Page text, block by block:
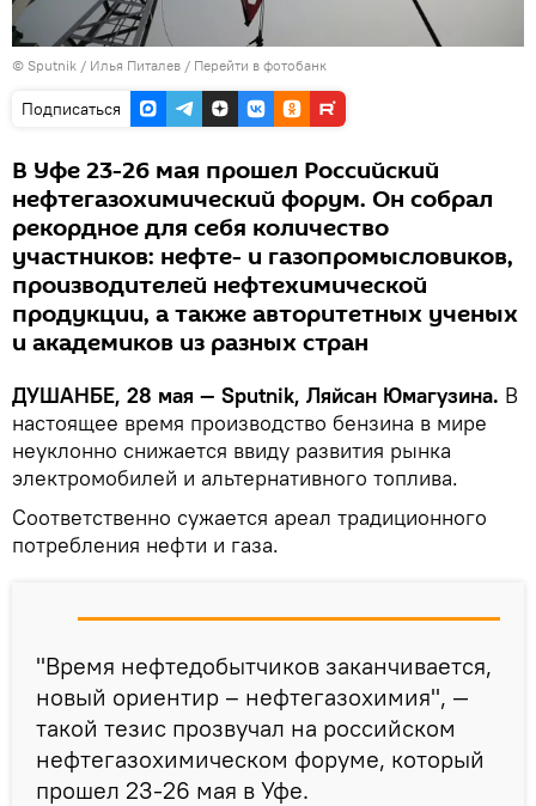
© Sputnik / Илья Питалев / Перейти в фотобанк
Подписаться
В Уфе 23-26 мая прошел Российский
нефтегазохимический форум. Он собрал
рекордное для себя количество
участников: нефте- и газопромысловиков,
производителей нефтехимической
продукции, а также авторитетных ученых
и академиков из разных стран
ДУШАНБЕ, 28 мая — Sputnik, Ляйсан Юмагузина. В
настоящее время производство бензина в мире
неуклонно снижается ввиду развития рынка
электромобилей и альтернативного топлива.
Соответственно сужается ареал традиционного
потребления нефти и газа.
"Время нефтедобытчиков заканчивается,
новый ориентир – нефтегазохимия", —
такой тезис прозвучал на российском
нефтегазохимическом форуме, который
прошел 23-26 мая в Уфе.